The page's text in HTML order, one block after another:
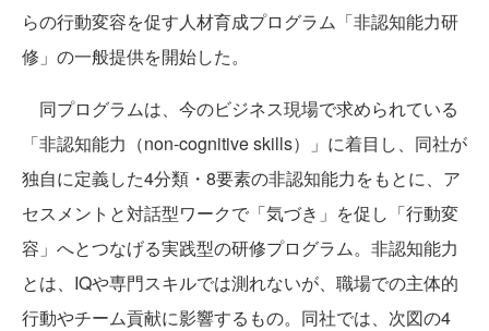
らの行動変容を促す人材育成プログラム「非認知能力研
修」の一般提供を開始した。
同プログラムは、今のビジネス現場で求められている
「非認知能力（non-cognitive skills）」に着目し、同社が
独自に定義した4分類・8要素の非認知能力をもとに、ア
セスメントと対話型ワークで「気づき」を促し「行動変
容」へとつなげる実践型の研修プログラム。非認知能力
とは、IQや専門スキルでは測れないが、職場での主体的
行動やチーム貢献に影響するもの。同社では、次図の4